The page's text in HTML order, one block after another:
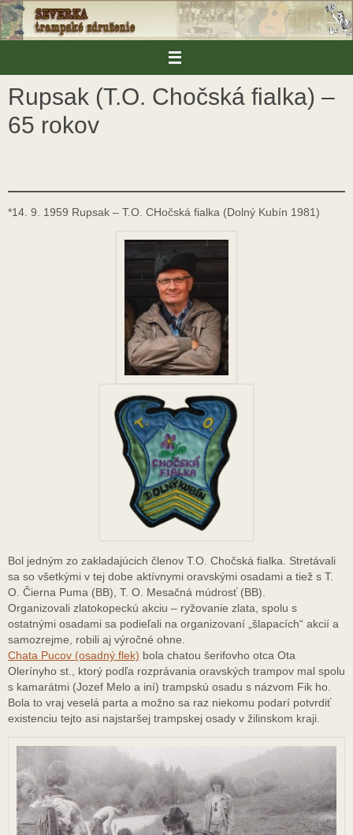
Skip
to
content
Rupsak (T.O. Chočská fialka) –
65 rokov
*14. 9. 1959 Rupsak – T.O. CHočská fialka (Dolný Kubín 1981)
Bol jedným zo zakladajúcich členov T.O. Chočská fialka. Stretávali
sa so všetkými v tej dobe aktívnymi oravskými osadami a tiež s T.
O. Čierna Puma (BB), T. O. Mesačná múdrosť (BB).
Organizovali zlatokopeckú akciu – ryžovanie zlata, spolu s
ostatnými osadami sa podieľali na organizovaní „šlapacích“ akcií a
samozrejme, robili aj výročné ohne.
Chata Pucov (osadný flek) bola chatou šerifovho otca Ota
Olerínyho st., ktorý podľa rozprávania oravských trampov mal spolu
s kamarátmi (Jozef Melo a iní) trampskú osadu s názvom Fik ho.
Bola to vraj veselá parta a možno sa raz niekomu podarí potvrdiť
existenciu tejto asi najstaršej trampskej osady v žilinskom kraji.